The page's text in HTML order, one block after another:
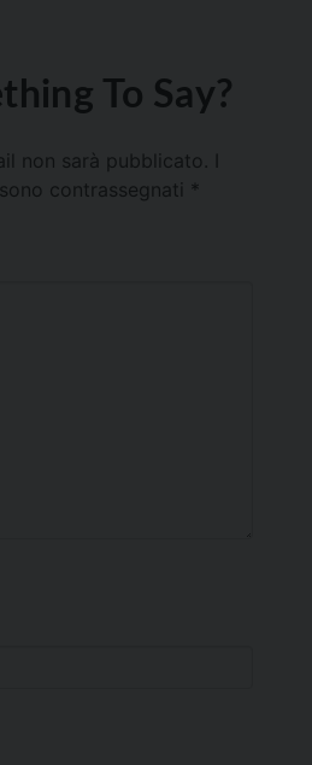
To Say?
non sarà pubblicato.
contrassegnati *